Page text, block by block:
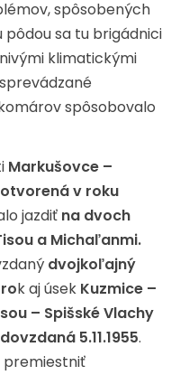
spôsobených
pôdou sa tu brigádnici
klimatickými
spôsobovalo
Markušovce –
v roku
jazdiť na dvoch
a Michaľanmi.
dvojkoľajný
k aj úsek Kuzmice –
– Spišské Vlachy
5.11.1955.
premiestniť